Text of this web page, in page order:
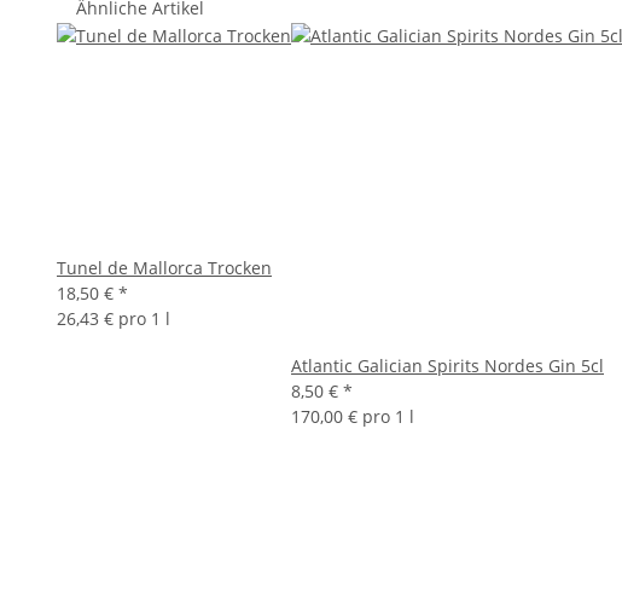
Ähnliche Artikel
Tunel de Mallorca Trocken
18,50 € *
26,43 € pro 1 l
Atlantic Galician Spirits Nordes Gin 5cl
8,50 € *
170,00 € pro 1 l